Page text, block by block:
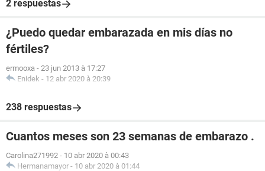
2 respuestas
¿Puedo quedar embarazada en mis días no
fértiles?
ermooxa - 23 jun 2013 à 17:27
Enidek - 12 abr 2020 à 20:39
238 respuestas
Cuantos meses son 23 semanas de embarazo .
Carolina271992 - 10 abr 2020 à 00:43
Hermanamayor - 10 abr 2020 à 01:44